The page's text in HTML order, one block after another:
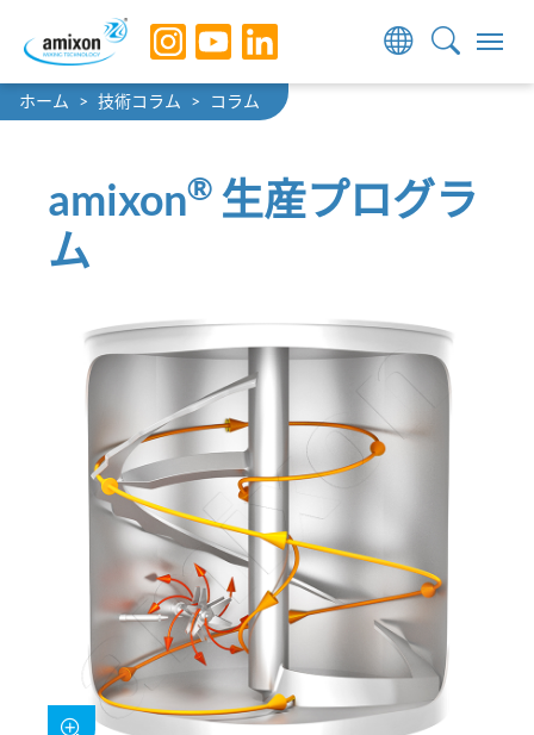
Skip to main navigation
Skip to main content
Skip to page footer
You are here:
ホーム 技術コラム コラム
amixon® 生産プログラ
ム